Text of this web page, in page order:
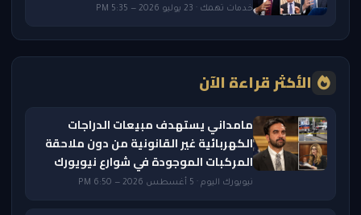
خدمات تهمك · 23 يوليو 2026 — 5:35 PM
الأكثر قراءة الآن
مامداني يستهدف مبيعات الدراجات
الكهربائية غير القانونية من دون ملاحقة
المركبات الموجودة في شوارع نيويورك
نيويورك اليوم · 5 أغسطس 2026 — 6:50 PM